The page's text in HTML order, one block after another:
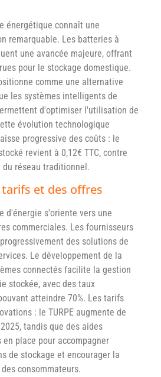
énergétique connaît une
remarquable. Les batteries à
une avancée majeure, offrant
pour le stockage domestique.
comme une alternative
les systèmes intelligents de
d'optimiser l'utilisation de
évolution technologique
progressive des coûts : le
revient à 0,12€ TTC, contre
réseau traditionnel.
et des offres
d'énergie s'oriente vers une
commerciales. Les fournisseurs
des solutions de
Le développement de la
connectés facilite la gestion
stockée, avec des taux
atteindre 70%. Les tarifs
: le TURPE augmente de
tandis que des aides
place pour accompagner
de stockage et encourager la
consommateurs.